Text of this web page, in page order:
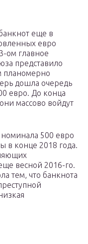
еще в
евро
ом главное
представило
планомерно
дошла очередь
евро. До конца
массово войдут
500 евро
в конце 2018 года.
весной 2016-го.
тем, что банкнота